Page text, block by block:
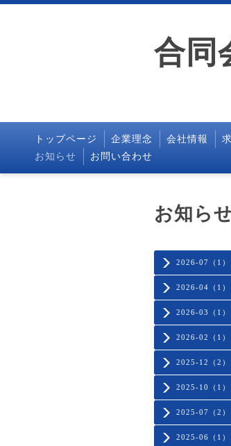
合同
トップページ 企業理念 会社情報
お知らせ
お問い合わせ
2026-07（1）
2026-04（1）
2026-03（1）
2026-02（1）
2025-12（2）
2025-10（1）
2025-07（2）
2025-06（1）
お知ら